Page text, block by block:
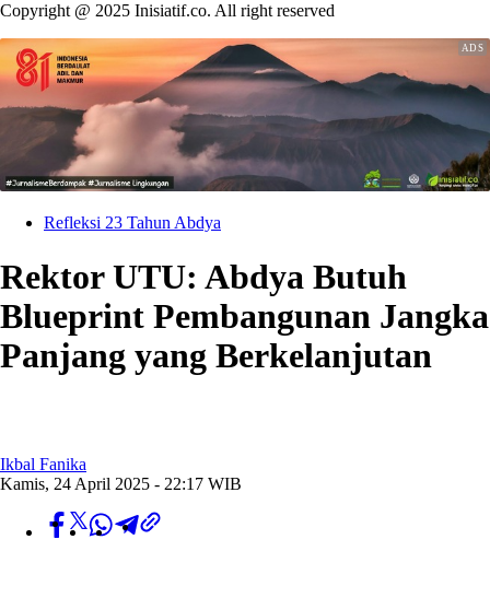
Copyright @ 2025 Inisiatif.co. All right reserved
Refleksi 23 Tahun Abdya
Rektor UTU: Abdya Butuh
Blueprint Pembangunan Jangka
Panjang yang Berkelanjutan
Ikbal Fanika
Kamis, 24 April 2025 - 22:17 WIB